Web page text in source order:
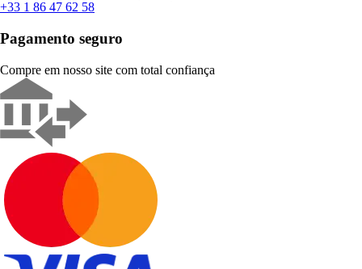
+33 1 86 47 62 58
Pagamento seguro
Compre em nosso site com total confiança